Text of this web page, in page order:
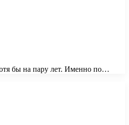
бы на пару лет. Именно по…